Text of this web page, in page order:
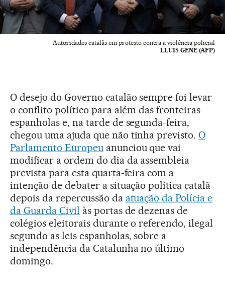
Autoridades catalãs em protesto contra a violência policial
LLUIS GENE (AFP)
O desejo do Governo catalão sempre foi levar
o conflito político para além das fronteiras
espanholas e, na tarde de segunda-feira,
chegou uma ajuda que não tinha previsto. O
Parlamento Europeuanunciou que vai
modificar a ordem do dia da assembleia
prevista para esta quarta-feira com a
intenção de debater a situação política catalã
depois da repercussão da atuação da Polícia e
da Guarda Civil às portas de dezenas de
colégios eleitorais durante o referendo, ilegal
segundo as leis espanholas, sobre a
independência da Catalunha no último
domingo.